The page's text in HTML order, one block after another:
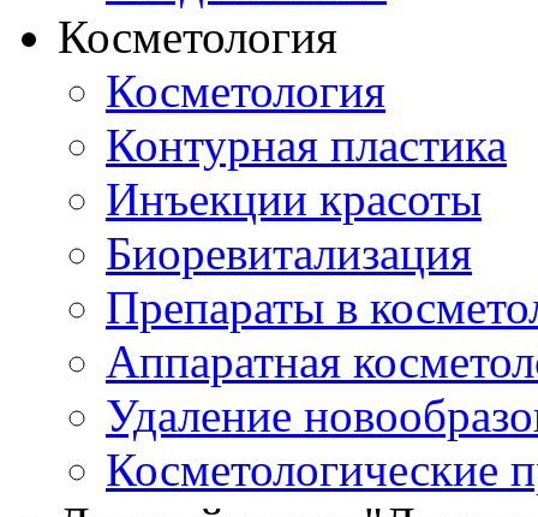
Косметология
Косметология
Контурная пластика
Инъекции красоты
Биоревитализация
Препараты в
Аппаратная
Удаление
Косметологические